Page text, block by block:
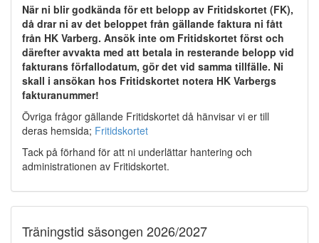
När ni blir godkända för ett belopp av Fritidskortet (FK),
då drar ni av det beloppet från gällande faktura ni fått
från HK Varberg. Ansök inte om Fritidskortet först och
därefter avvakta med att betala in resterande belopp vid
fakturans förfallodatum, gör det vid samma tillfälle. Ni
skall i ansökan hos Fritidskortet notera HK Varbergs
fakturanummer!
Övriga frågor gällande Fritidskortet då hänvisar vi er till
deras hemsida; Fritidskortet
Tack på förhand för att ni underlättar hantering och
administrationen av Fritidskortet.
Träningstid säsongen 2026/2027